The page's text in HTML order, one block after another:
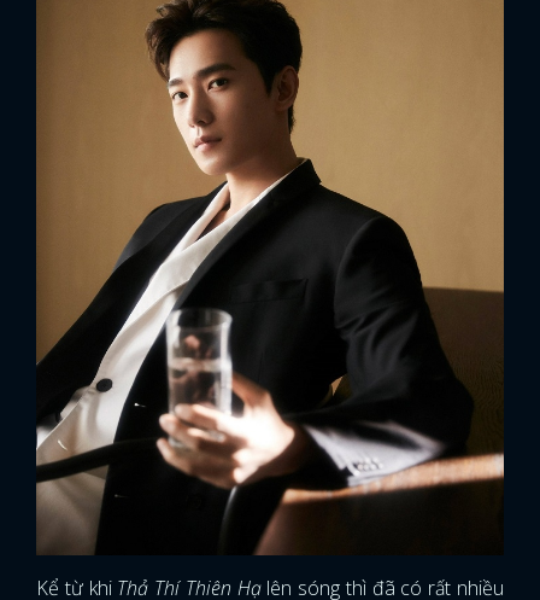
Kể từ khi Thả Thí Thiên Hạlên sóng thì đã có rất nhiều